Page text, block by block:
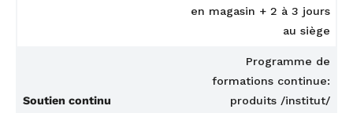
en magasin + 2 à 3 jours
au siège
Soutien continu
Programme de
formations continue:
produits /institut/